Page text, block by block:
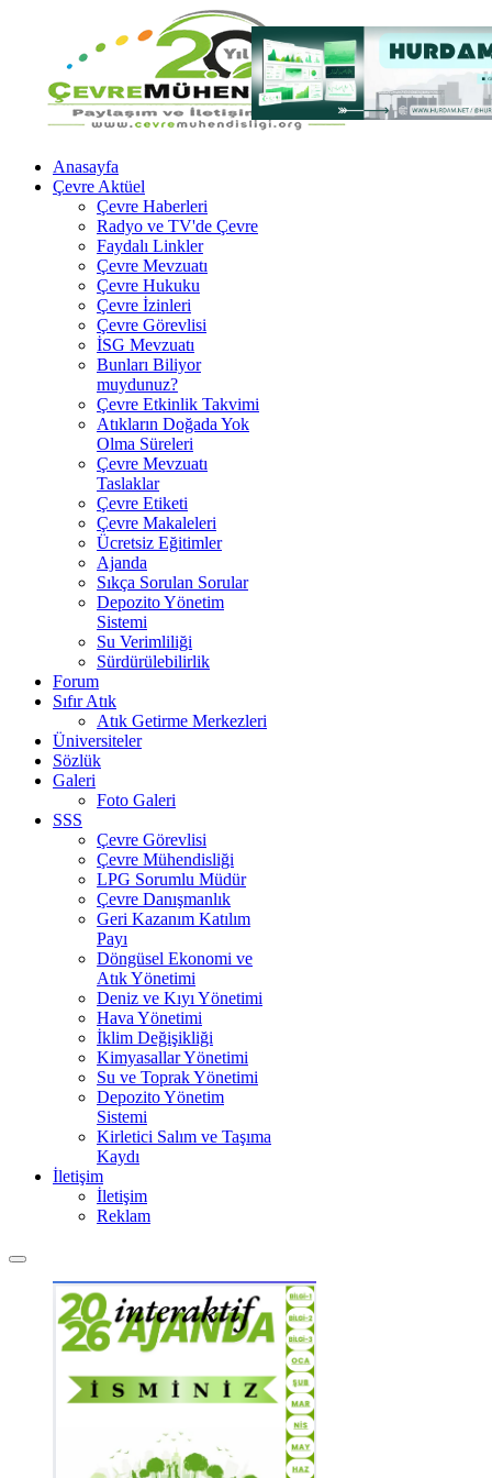
Anasayfa
Çevre Aktüel
Çevre Haberleri
Radyo ve TV'de Çevre
Faydalı Linkler
Çevre Mevzuatı
Çevre Hukuku
Çevre İzinleri
Çevre Görevlisi
İSG Mevzuatı
Bunları Biliyor
muydunuz?
Çevre Etkinlik Takvimi
Atıkların Doğada Yok
Olma Süreleri
Çevre Mevzuatı
Taslaklar
Çevre Etiketi
Çevre Makaleleri
Ücretsiz Eğitimler
Ajanda
Sıkça Sorulan Sorular
Depozito Yönetim
Sistemi
Su Verimliliği
Sürdürülebilirlik
Forum
Sıfır Atık
Atık Getirme Merkezleri
Üniversiteler
Sözlük
Galeri
Foto Galeri
SSS
Çevre Görevlisi
Çevre Mühendisliği
LPG Sorumlu Müdür
Çevre Danışmanlık
Geri Kazanım Katılım
Payı
Döngüsel Ekonomi ve
Atık Yönetimi
Deniz ve Kıyı Yönetimi
Hava Yönetimi
İklim Değişikliği
Kimyasallar Yönetimi
Su ve Toprak Yönetimi
Depozito Yönetim
Sistemi
Kirletici Salım ve Taşıma
Kaydı
İletişim
İletişim
Reklam